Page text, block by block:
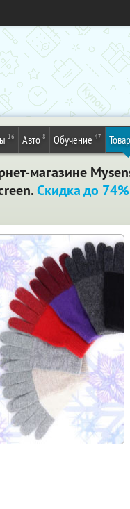
16 Авто 8 Обучение 47
магазине
Скидка до 74%